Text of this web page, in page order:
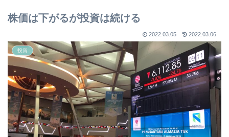
株価は下がるが投資は続ける
2022.03.05 2022.03.06
投資